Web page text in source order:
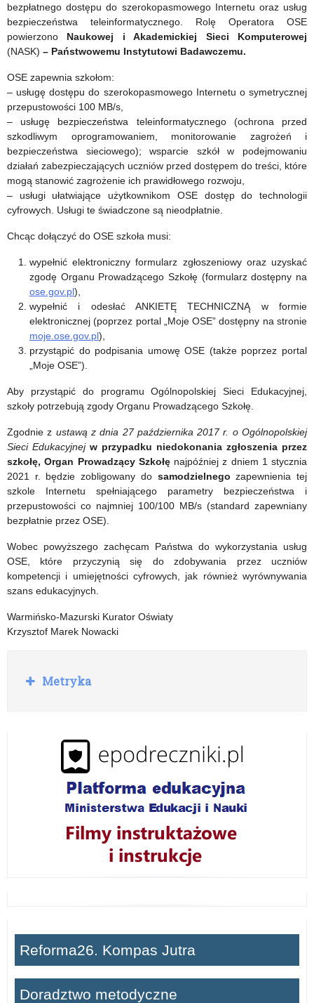
bezpłatnego dostępu do szerokopasmowego Internetu oraz usług
bezpieczeństwa teleinformatycznego. Rolę Operatora OSE
powierzono Naukowej i Akademickiej Sieci Komputerowej
(NASK) – Państwowemu Instytutowi Badawczemu.
OSE zapewnia szkołom:
– usługę dostępu do szerokopasmowego Internetu o symetrycznej
przepustowości 100 MB/s,
– usługę bezpieczeństwa teleinformatycznego (ochrona przed
szkodliwym oprogramowaniem, monitorowanie zagrożeń i
bezpieczeństwa sieciowego); wsparcie szkół w podejmowaniu
działań zabezpieczających uczniów przed dostępem do treści, które
mogą stanowić zagrożenie ich prawidłowego rozwoju,
– usługi ułatwiające użytkownikom OSE dostęp do technologii
cyfrowych. Usługi te świadczone są nieodpłatnie.
Chcąc dołączyć do OSE szkoła musi:
wypełnić elektroniczny formularz zgłoszeniowy oraz uzyskać
zgodę Organu Prowadzącego Szkołę (formularz dostępny na
ose.gov.pl),
wypełnić i odesłać ANKIETĘ TECHNICZNĄ w formie
elektronicznej (poprzez portal „Moje OSE” dostępny na stronie
moje.ose.gov.pl),
przystąpić do podpisania umowę OSE (także poprzez portal
„Moje OSE”).
Aby przystąpić do programu Ogólnopolskiej Sieci Edukacyjnej,
szkoły potrzebują zgody Organu Prowadzącego Szkołę.
Zgodnie z ustawą z dnia 27 października 2017 r. o Ogólnopolskiej
Sieci Edukacyjnej w przypadku niedokonania zgłoszenia przez
szkołę, Organ Prowadzący Szkołę najpóźniej z dniem 1 stycznia
2021 r. będzie zobligowany do samodzielnegozapewnienia tej
szkole Internetu spełniającego parametry bezpieczeństwa i
przepustowości co najmniej 100/100 MB/s (standard zapewniany
bezpłatnie przez OSE).
Wobec powyższego zachęcam Państwa do wykorzystania usług
OSE, które przyczynią się do zdobywania przez uczniów
kompetencji i umiejętności cyfrowych, jak również wyrównywania
szans edukacyjnych.
Warmińsko-Mazurski Kurator Oświaty
Krzysztof Marek Nowacki
R
o
Metryka
Reforma26. Kompas Jutra
Doradztwo metodyczne